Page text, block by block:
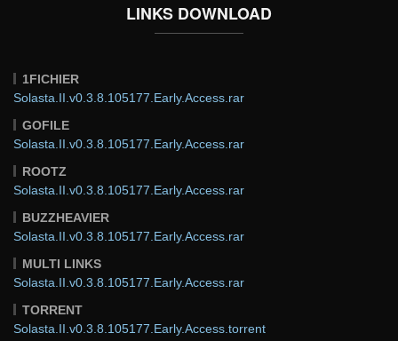
LINKS DOWNLOAD
1FICHIER
Solasta.II.v0.3.8.105177.Early.Access.rar
GOFILE
Solasta.II.v0.3.8.105177.Early.Access.rar
ROOTZ
Solasta.II.v0.3.8.105177.Early.Access.rar
BUZZHEAVIER
Solasta.II.v0.3.8.105177.Early.Access.rar
MULTI LINKS
Solasta.II.v0.3.8.105177.Early.Access.rar
TORRENT
Solasta.II.v0.3.8.105177.Early.Access.torrent